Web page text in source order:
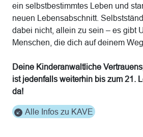
ein selbstbestimmtes Leben und
neuen Lebensabschnitt.
dabei nicht, allein zu sein – es gibt
Menschen, die dich auf deinem
Deine Kinderanwaltliche
ist jedenfalls weiterhin bis zum 21.
da!
Alle Infos zu KAVE